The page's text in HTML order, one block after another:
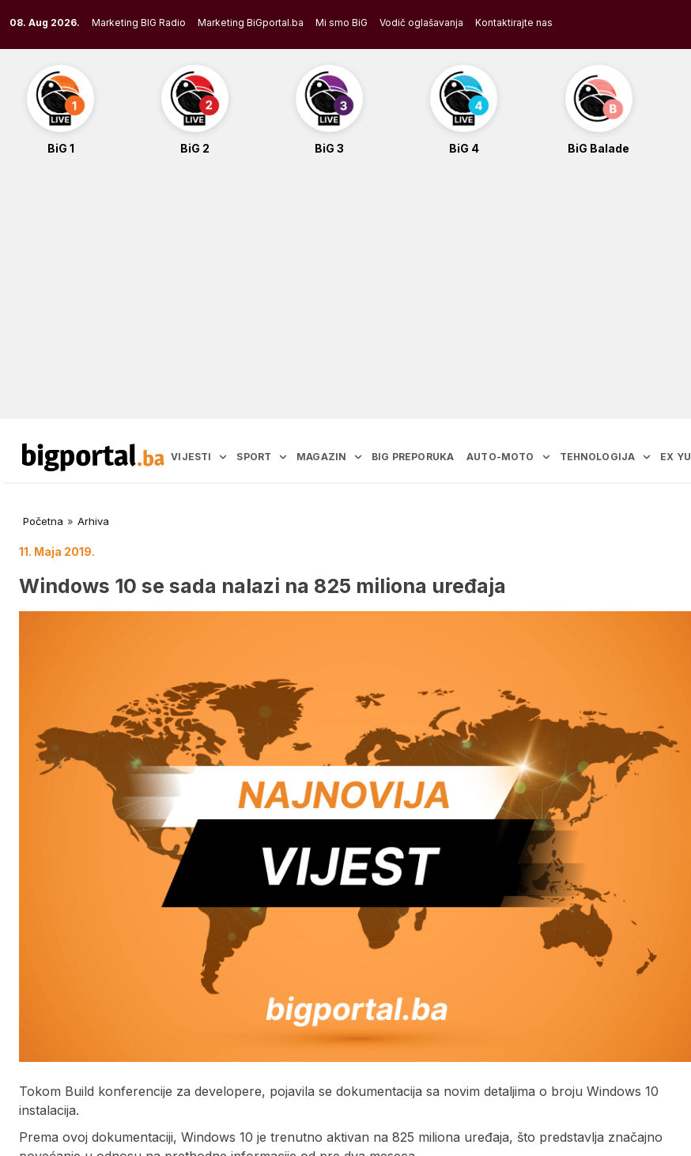
to
content
08. Aug 2026. Marketing BIG Radio Marketing BiGportal.ba Mi smo BiG Vodič oglašavanja Kontaktirajte nas
BiG 1 BiG 2 BiG 3 BiG 4 BiG Balade
VIJESTI SPORT MAGAZIN BIG PREPORUKA AUTO-MOTO TEHNOLOGIJA EX YU
Početna » Arhiva
11. Maja 2019.
Windows 10 se sada nalazi na 825 miliona uređaja
Tokom Build konferencije za developere, pojavila se dokumentacija sa novim detaljima o broju Windows 10
instalacija.
Prema ovoj dokumentaciji, Windows 10 je trenutno aktivan na 825 miliona uređaja, što predstavlja značajno